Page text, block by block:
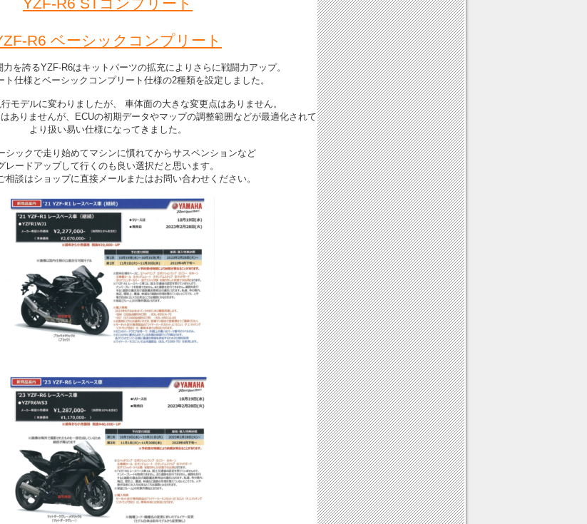
R6 ベーシックコンプリート
力を誇るYZF-R6はキットパーツの拡充によりさらに戦闘力アップ。
ト仕様とベーシックコンプリート仕様の2種類を設定しました。
モデルに変わりましたが、 車体面の大きな変更点はありません。
ありませんが、ECUの初期データやマップの調整範囲などが最適化されて
より扱い易い仕様になってきました。
シックで走り始めてマシンに慣れてからサスペンションなど
レードアップして行くのも良い選択だと思います。
相談はショップに直接メールまたはお問い合わせください。